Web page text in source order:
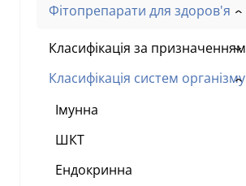
Фітопрепарати для здоров'я
Класифікація за призначенням
Класифікація систем організму
Імунна
ШКТ
Ендокринна